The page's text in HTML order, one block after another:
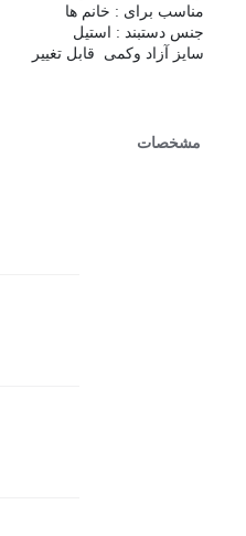
مناسب برای : خانم ها
جنس دستبند : استیل
سایز آزاد وکمی قابل تغییر
مشخصات